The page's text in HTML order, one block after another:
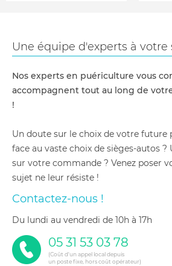
Une équipe d'experts à votre
Nos experts en puériculture vous
accompagnent tout au long de
!
Un doute sur le choix de votre future
face au vaste choix de sièges-autos
sur votre commande ? Venez poser
sujet ne leur résiste !
Contactez-nous !
du lundi au vendredi de 10h à 17h
05 31 53 03 78
(Coût d'un appel local depuis
un poste fixe, hors coût opérateur)